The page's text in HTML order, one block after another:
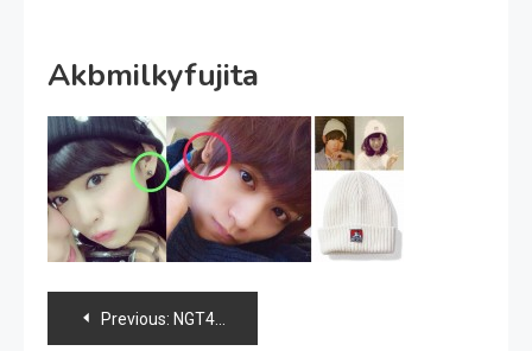
Akbmilkyfujita
Navegación
Previous: NGT48 anuncia apertura de teatro, AKB-Sailor Moon, y news 48